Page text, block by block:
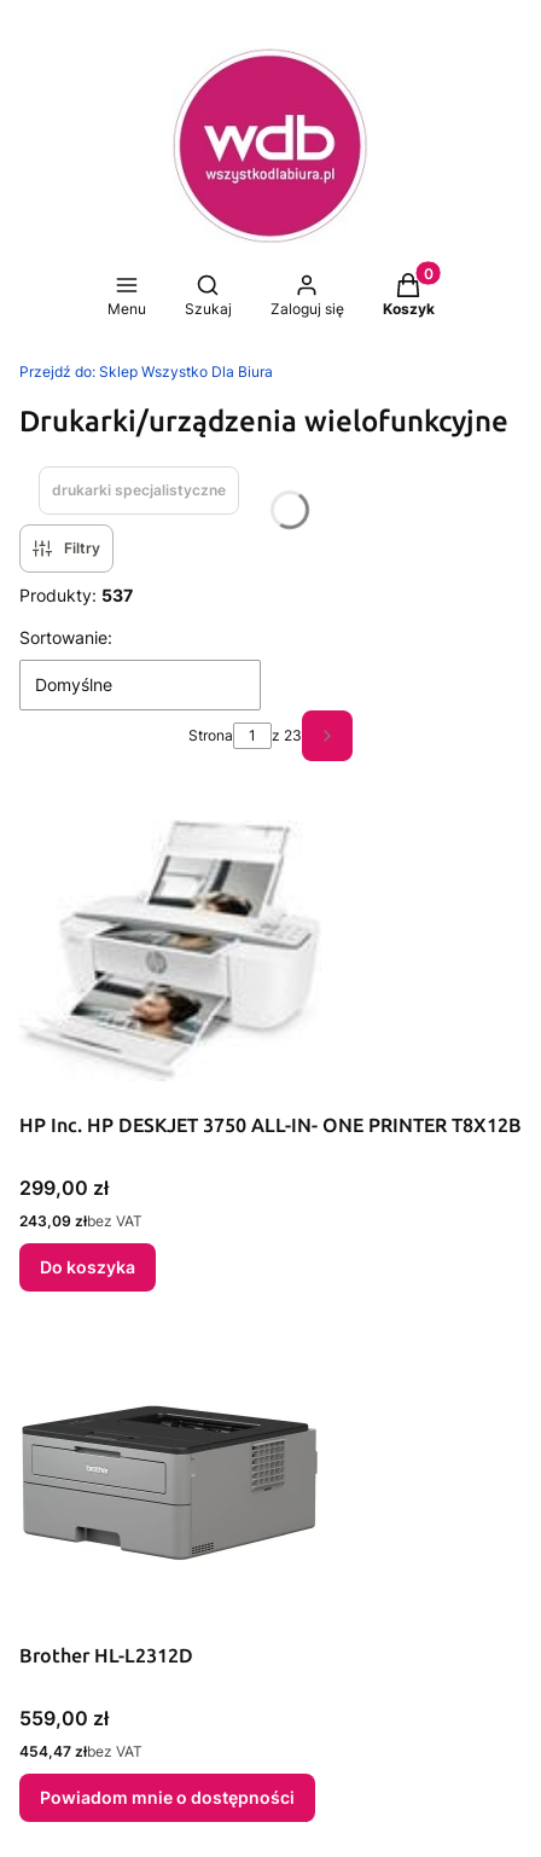
Menu
Otwórz wyszukiwarkę
Szukaj Zaloguj się
Produkty w
Koszyk
Przejdź do: Sklep Wszystko Dla Biura
Drukarki/urządzenia wielofunkcyjne
drukarki specjalistyczne
Filtry
Produkty: 537
Lista produktów
Sortowanie:
Domyślne
Strona z 23 Następne produkty
HP Inc. HP DESKJET 3750 ALL-IN- ONE PRINTER T8X12B
Cena
299,00 zł
Cena
243,09 złbez VAT
Do koszyka
Brother HL-L2312D
Cena
559,00 zł
Cena
454,47 złbez VAT
Powiadom mnie o dostępności